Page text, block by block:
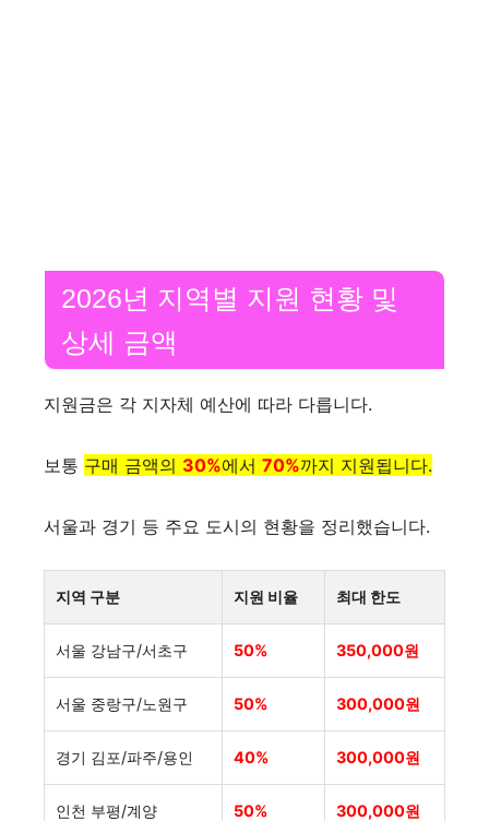
2026년 지역별 지원 현황 및
상세 금액
지원금은 각 지자체 예산에 따라 다릅니다.
보통 구매 금액의 30%에서 70%까지 지원됩니다.
서울과 경기 등 주요 도시의 현황을 정리했습니다.
지역 구분 지원 비율 최대 한도
서울 강남구/서초구 50% 350,000원
서울 중랑구/노원구 50% 300,000원
경기 김포/파주/용인 40% 300,000원
인천 부평/계양 50% 300,000원